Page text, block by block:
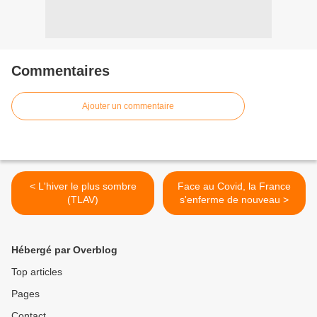
Commentaires
Ajouter un commentaire
< L'hiver le plus sombre
(TLAV)
Face au Covid, la France
s'enferme de nouveau >
Hébergé par Overblog
Top articles
Pages